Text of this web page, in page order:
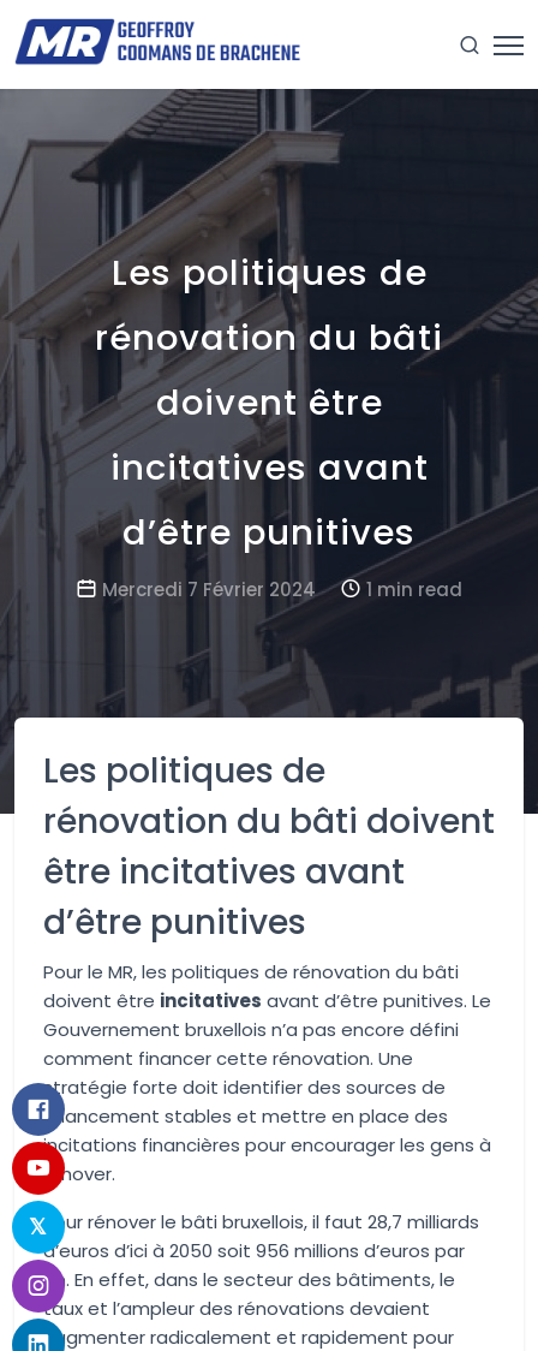
Les politiques de
rénovation du bâti
doivent être
incitatives avant
d’être punitives
Mercredi 7 Février 2024 1 min read
Les politiques de
rénovation du bâti doivent
être incitatives avant
d’être punitives
Pour le MR, les politiques de rénovation du bâti
doivent être incitatives avant d’être punitives. Le
Gouvernement bruxellois n’a pas encore défini
comment financer cette rénovation. Une
stratégie forte doit identifier des sources de
financement stables et mettre en place des
incitations financières pour encourager les gens à
rénover.
Pour rénover le bâti bruxellois, il faut 28,7 milliards
d’euros d’ici à 2050 soit 956 millions d’euros par
an. En effet, dans le secteur des bâtiments, le
taux et l’ampleur des rénovations devaient
augmenter radicalement et rapidement pour